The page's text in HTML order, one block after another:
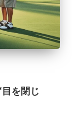
を閉じ